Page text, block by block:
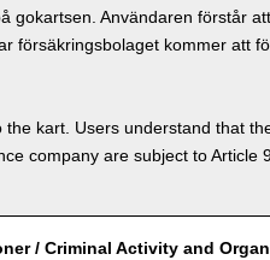
gokartsen. Användaren förstår
försäkringsbolaget kommer att
kart. Users understand that
company are subject to Article
/ Criminal Activity and